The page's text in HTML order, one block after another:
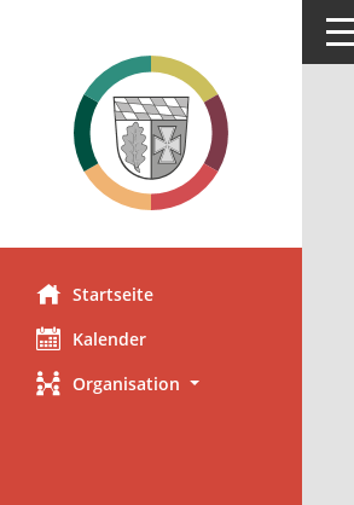
Startseite
Kalender
Organisation